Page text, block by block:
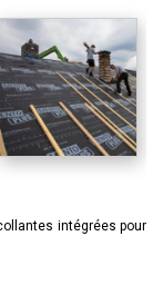
intégrées pour